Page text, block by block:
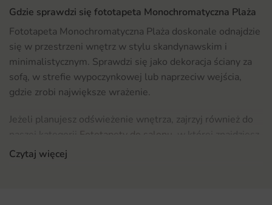
Gdzie sprawdzi się fototapeta Monochromatyczna Plaża
Fototapeta Monochromatyczna Plaża doskonale odnajdzie
się w przestrzeni wnętrz w stylu skandynawskim i
minimalistycznym. Sprawdzi się jako dekoracja ściany za
sofą, w strefie wypoczynkowej lub naprzeciw wejścia,
gdzie zrobi największe wrażenie.
Jeżeli planujesz odświeżenie wnętrza, zajrzyj również do
Fototapety do salonu
inne wzory pasujące do różnych aranżacji.
Czytaj więcej